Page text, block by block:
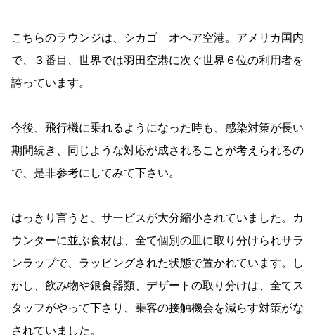
こちらのラウンジは、シカゴ オヘア空港。アメリカ国内
で、３番目、世界では羽田空港に次ぐ世界６位の利用者を
誇っています。
今後、飛行機に乗れるようになった時も、感染対策が長い
期間続き、同じような対応が成されることが考えられるの
で、是非参考にしてみて下さい。
はっきり言うと、サービスが大分縮小されていました。カ
ウンターに並ぶ食材は、全て個別の皿に取り分けられサラ
ンラップで、ラッピングされた状態で置かれています。し
かし、飲み物や銀食器類、デザートの取り分けは、全てス
タッフがやって下さり、乗客の接触機会を減らす対策がな
されていました。